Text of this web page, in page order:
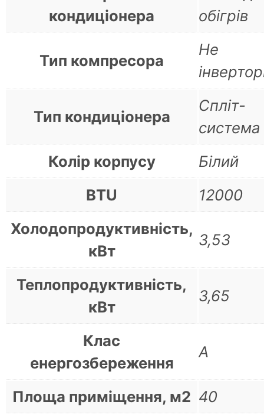
кондиціонера
обігрів
Тип компресора
Не
Тип кондиціонера
Спліт-
система
Колір корпусу
Білий
BTU
12000
Холодопродуктивність,
кВт
3,53
Теплопродуктивність,
кВт
3,65
Клас
енергозбереження
А
Площа приміщення, м2 40